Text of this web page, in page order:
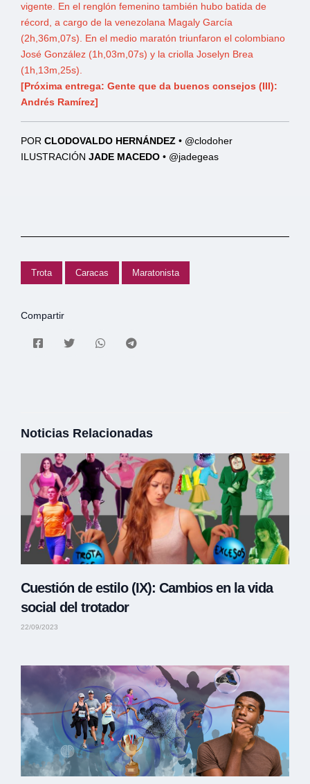
vigente. En el renglón femenino también hubo batida de
récord, a cargo de la venezolana Magaly García
(2h,36m,07s). En el medio maratón triunfaron el colombiano
José González (1h,03m,07s) y la criolla Joselyn Brea
(1h,13m,25s).
[Próxima entrega: Gente que da buenos consejos (III):
Andrés Ramírez]
POR CLODOVALDO HERNÁNDEZ • @clodoher
ILUSTRACIÓN JADE MACEDO • @jadegeas
Trota Caracas Maratonista
Compartir
Noticias Relacionadas
Cuestión de estilo (IX): Cambios en la vida
social del trotador
22/09/2023